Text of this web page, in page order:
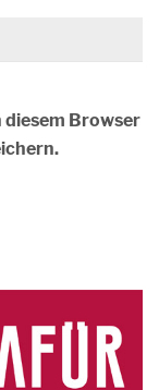
diesem Browser